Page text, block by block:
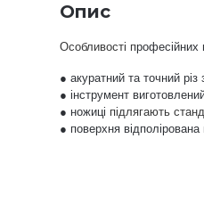
Опис
Особливості професійних
● акуратний та точний
● інструмент
● ножиці підлягають
● поверхня відполірована